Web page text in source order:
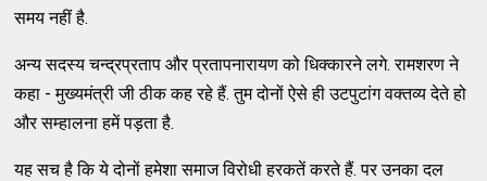
समय नहीं है.
अन्य सदस्य चन्द्रप्रताप और प्रतापनारायण को धिक्कारने लगे. रामशरण ने
कहा - मुख्यमंत्री जी ठीक कह रहे हैं. तुम दोनों ऐसे ही उटपुटांग वक्तव्य देते हो
और सम्हालना हमें पड़ता है.
यह सच है कि ये दोनों हमेशा समाज विरोधी हरकतें करते हैं. पर उनका दल